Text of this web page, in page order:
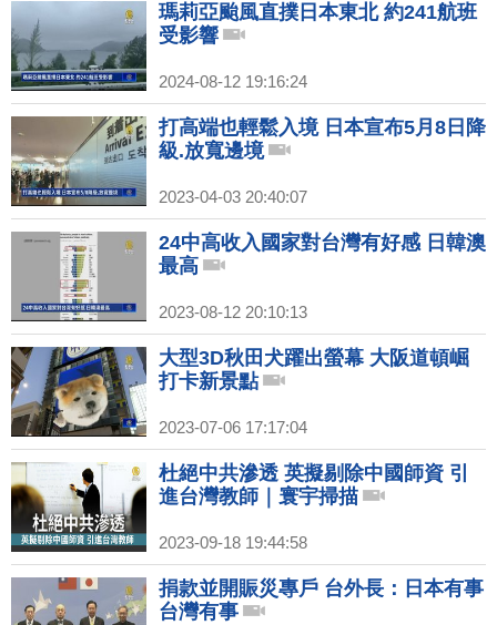
瑪莉亞颱風直撲日本東北 約241航班
受影響
2024-08-12 19:16:24
打高端也輕鬆入境 日本宣布5月8日降
級.放寬邊境
2023-04-03 20:40:07
24中高收入國家對台灣有好感 日韓澳
最高
2023-08-12 20:10:13
大型3D秋田犬躍出螢幕 大阪道頓崛
打卡新景點
2023-07-06 17:17:04
杜絕中共滲透 英擬剔除中國師資 引
進台灣教師｜寰宇掃描
2023-09-18 19:44:58
捐款並開賑災專戶 台外長：日本有事
台灣有事